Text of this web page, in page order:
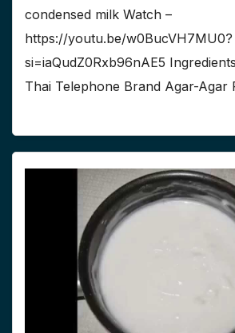
condensed milk Watch –
https://youtu.be/w0BucVH7MU0?
si=iaQudZ0Rxb96nAE5
Thai Telephone Brand Agar-Agar